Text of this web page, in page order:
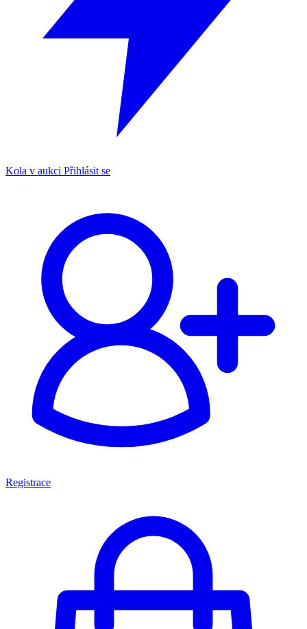
Kola v aukci Přihlásit se
Registrace